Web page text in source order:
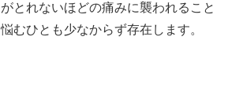
とれないほどの痛みに襲われること
むひとも少なからず存在します。